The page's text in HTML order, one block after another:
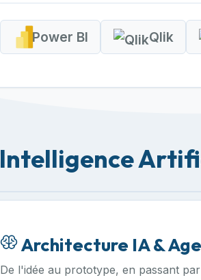
Power BI Qlik
Intelligence
Architecture IA &
De l'idée au prototype, en passant